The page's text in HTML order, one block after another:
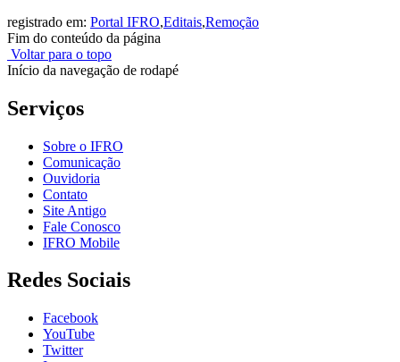
registrado em: Portal IFRO,Editais,Remoção
Fim do conteúdo da página
Voltar para o topo
Início da navegação de rodapé
Serviços
Sobre o IFRO
Comunicação
Ouvidoria
Contato
Site Antigo
Fale Conosco
IFRO Mobile
Redes Sociais
Facebook
YouTube
Twitter